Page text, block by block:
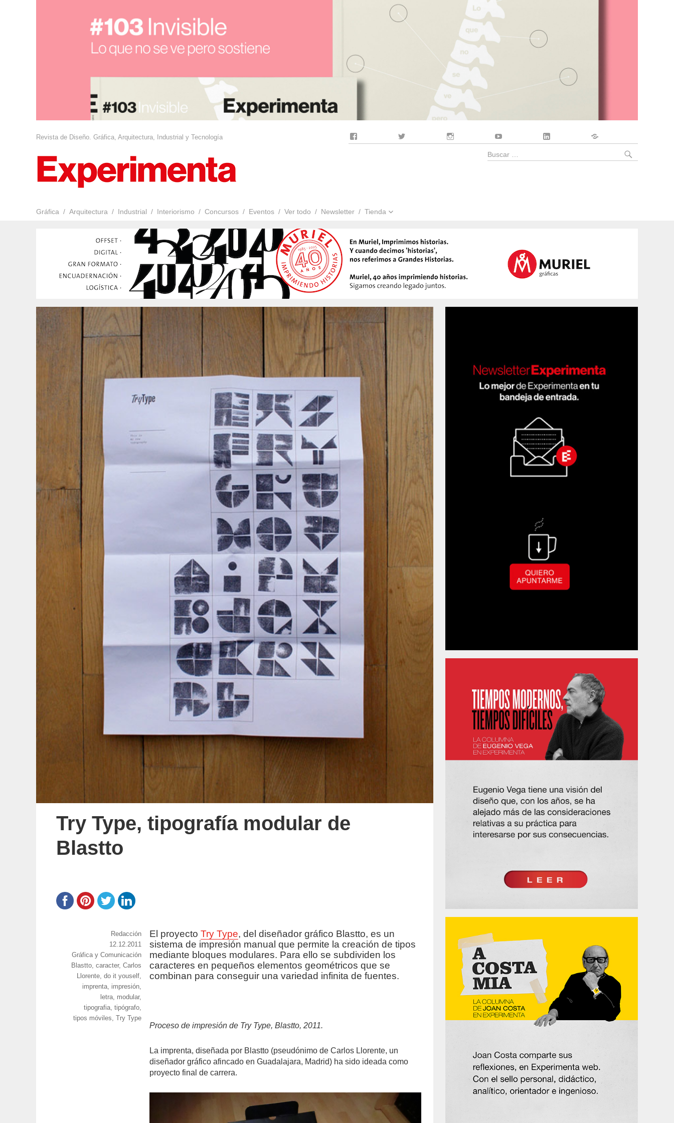
Revista de Diseño. Gráfica, Arquitectura, Industrial y Tecnología
Gráfica Arquitectura Industrial Interiorismo Concursos Eventos Ver todo Newsletter Tienda
Buscar
Try Type, tipografía modular de
Blastto
El proyectoTry Type, del diseñador gráfico Blastto, es un
sistema de impresión manual que permite la creación de tipos
mediante bloques modulares. Para ello se subdividen los
caracteres en pequeños elementos geométricos que se
combinan para conseguir una variedad infinita de fuentes.
Proceso de impresión de Try Type, Blastto, 2011.
La imprenta, diseñada por Blastto (pseudónimo de Carlos Llorente, un
diseñador gráfico afincado en Guadalajara, Madrid) ha sido ideada como
proyecto final de carrera.
https://www.experimenta.es/author/redaccion/
Redacción
Publicado
el
12.12.2011
Categorías
Gráfica y Comunicación
Etiquetas
Blastto,caracter,Carlos
Llorente,do it youself,
imprenta, impresión,
letra, modular,
tipografia,tipógrafo,
tipos móviles,Try Type